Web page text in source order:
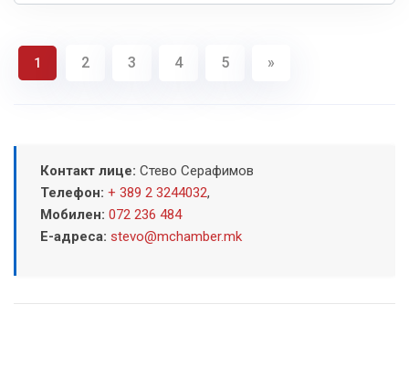
1 2 3 4 5 »
Контакт лице: Стево Серафимов
Телефон: + 389 2 3244032,
Мобилен: 072 236 484
Е-адреса: stevo@mchamber.mk